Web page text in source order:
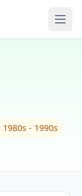
1980s - 1990s